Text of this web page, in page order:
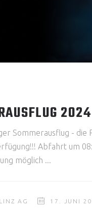
Sommerausflug - die
Abfahrt um
möglich
LINZ AG 17. JUNI